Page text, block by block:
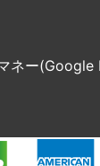
ネー(Google